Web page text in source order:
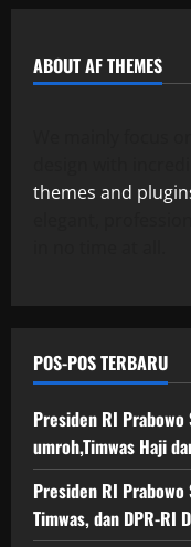
ABOUT AF THEMES
themes and
POS-POS TERBARU
Presiden RI
umroh,Timwas Haji
Presiden RI
Timwas, dan DPR-RI